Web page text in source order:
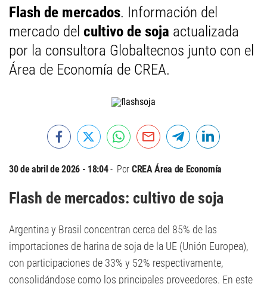
Flash de mercados. Información del
mercado del cultivo de soja actualizada
por la consultora Globaltecnos junto con el
Área de Economía de CREA.
30 de abril de 2026 - 18:04 Por CREA Área de Economía
Flash de mercados: cultivo de soja
Argentina y Brasil concentran cerca del 85% de las
importaciones de harina de soja de la UE (Unión Europea),
con participaciones de 33% y 52% respectivamente,
consolidándose como los principales proveedores. En este